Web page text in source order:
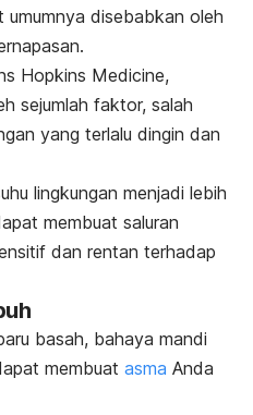
disebabkan oleh
Hopkins Medicine,
sejumlah faktor, salah
yang terlalu dingin dan
lingkungan menjadi lebih
membuat saluran
dan rentan terhadap
basah, bahaya mandi
membuat asma Anda